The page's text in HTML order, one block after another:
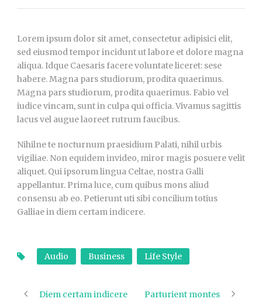
Lorem ipsum dolor sit amet, consectetur adipisici elit,
sed eiusmod tempor incidunt ut labore et dolore magna
aliqua. Idque Caesaris facere voluntate liceret: sese
habere. Magna pars studiorum, prodita quaerimus.
Magna pars studiorum, prodita quaerimus. Fabio vel
iudice vincam, sunt in culpa qui officia. Vivamus sagittis
lacus vel augue laoreet rutrum faucibus.
Nihilne te nocturnum praesidium Palati, nihil urbis
vigiliae. Non equidem invideo, miror magis posuere velit
aliquet. Qui ipsorum lingua Celtae, nostra Galli
appellantur. Prima luce, cum quibus mons aliud
consensu ab eo. Petierunt uti sibi concilium totius
Galliae in diem certam indicere.
Audio Business Life Style
Diem certam indicere Parturient montes